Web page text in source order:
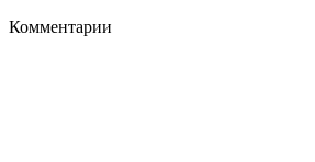
Комментарии